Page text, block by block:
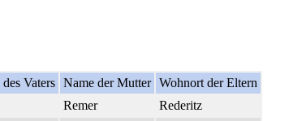
Vaters Name der Mutter Wohnort der Eltern
Remer
Rederitz